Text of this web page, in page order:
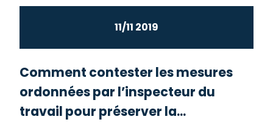
11/11 2019
Comment contester les mesures
ordonnées par l’inspecteur du
travail pour préserver la...